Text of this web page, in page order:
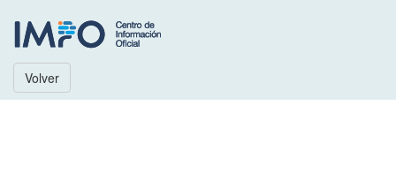
Volver